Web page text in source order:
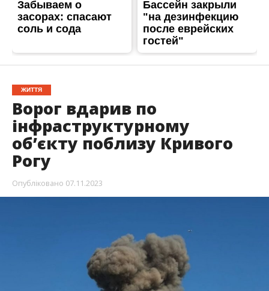
ЖИТТЯ
Ворог вдарив по
інфраструктурному
об’єкту поблизу Кривого
Рогу
Опубліковано 07.11.2023